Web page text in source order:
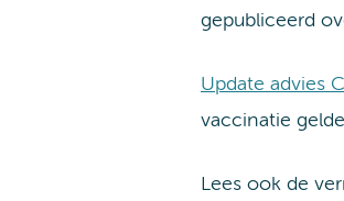
gepubliceerd
Update advies
vaccinatie
Lees ook de